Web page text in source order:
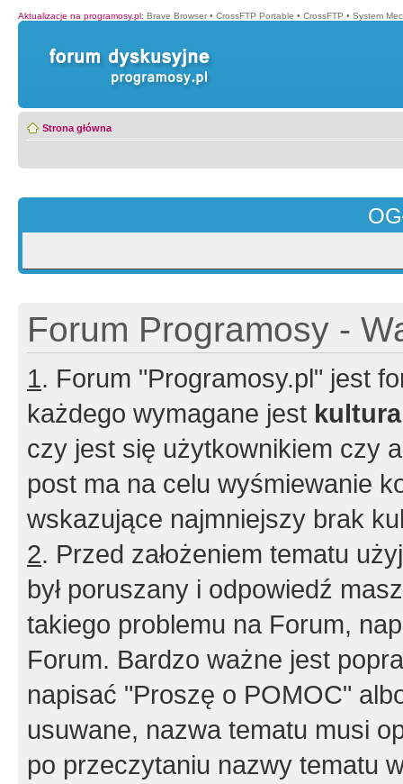
Aktualizacje na programosy.pl: Brave Browser • CrossFTP Portable • CrossFTP • System
Strona główna
Forum Programosy -
1. Forum "Programosy.pl" jest
każdego wymagane jest
czy jest się użytkownikiem czy
post ma na celu wyśmiewanie
wskazujące najmniejszy brak
2. Przed założeniem tematu
był poruszany i odpowiedź
takiego problemu na Forum,
Forum. Bardzo ważne jest
napisać "Proszę o POMOC"
usuwane, nazwa tematu musi
po przeczytaniu nazwy tematu